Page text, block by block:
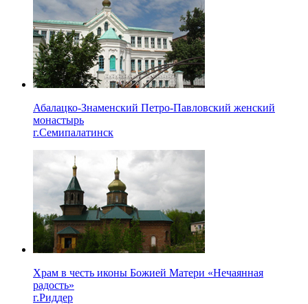
Абалацко-Знаменский Петро-Павловский женский
монастырь
г.Семипалатинск
Храм в честь иконы Божией Матери «Нечаянная
радость»
г.Риддер